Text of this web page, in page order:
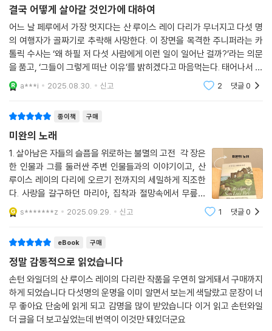
질문을 제대로 하는 것”이라고. 작가인 손턴 와일더 역시 우리가 경험하는
비극의 이유에 대해 명확한 답을 내리지 않는다, 대신 그는 ‘왜 그런 일이
일어났는가’라는 질문을 ‘우리는 왜 그렇게밖에 살아갈 수밖에 없었는
가’라는 질문으로 바꿔 묻는다. 그리고 와일더는 마지막 장에서 수녀원장
의 입을 빌려 우리가 감당할 수 없는 상실 앞에서 의지할 수 있는 것이 무엇
인지 작은 힌트를 남겨둔다. 마지막 장에 등장하는 이 구절은 영국 전 총리
토니 블레어가 9.11 테러 희생자를 추모하는 자리에서 낭독하기도 했다.
다. 오직 사랑만이 남는다. 오직 사랑만이 의미를 지닌다.”
우리는 불확실하고 예측할 수 없는 인생을 살아간다. 그러나 우리는 타인
과 맺는 관계 속에서 살고 있고, 서로에게 남긴 사랑의 흔적은 결코 사라지
지 않는다. 결국 우리를 연결하는 것도, 우리에게 남는 것도 오직 사랑뿐이
다. 책을 덮고 나면, 가슴 벅찬 여운이 먹먹하게 퍼진다. 그리고 우리 자신
과 우리 주변을 다시 한번 돌아보게 된다. 매일 스쳐 지나가는 사람들, 어쩌
존재로 남을 것인가? 어쩌면 우리는 모두 삶과 죽음의 경계에 자리한 ‘다
있는 인생을 위해 어떻게 살아야 할 것인가? 『산 루이스 레이의 다리』가 던
지는 이러한 질문들은, 책이 출간된 지 약 백여 년이 되어가는 지금도, 그리
고 머나먼 미래에도 유효할 것이다.
결국 어떻게 살아갈 것인가에 대하여
어느 날 페루에서 가장 멋지다는 산 루이스 레이 다리가 무너지고 다섯 명
의 여행자가 골짜기로 추락해 사망한다. 이 장면을 목격한 주니퍼라는 카
톨릭 수사는 ‘왜 하필 저 다섯 사람에게 이런 일이 일어난 걸까?’라는 의문
을 품고, ‘그들이 그렇게 떠난 이유’를 밝히겠다고 마음먹는다. 태어나서 죽
는 것은 자연의 순리라지만 어떤 죽음은 너무도 급작스럽고 부자연스럽게
느껴져서
a***i 2025.08.30. 신고 2 댓글0
종이책 구매
미완의 노래
1. 살아남은 자들의 슬픔을 위로하는 불멸의 고전 각 장은
한 인물과 그를 둘러싼 주변 인물들과의 이야기이고, 산
루이스 레이의 다리에 오르기 전까지의 세밀하게 직조한
다. 사랑을 갈구하던 마리아, 집착과 절망속에서 무릎을
다쳐 생을 마감한 마누엘을 잃은 쌍둥이 형 에스테반. 피
어나기도 전에 꺾여버린 고아 소녀 페피타. 그리고 연극
s*******z 2025.09.29. 신고 1 댓글0
eBook 구매
정말 감동적으로 읽었습니다
손턴 와일더의 산 루이스 레이의 다리란 작품을 우연히 알게돼서 구매까지
하게 되었습니다 다섯명의 운명을 이미 알면서 보는게 색달랐고 문장이 너
무 좋아요 단숨에 읽게 되고 감명을 많이 받았습니다 이거 읽고 손턴와일
더 글을 더 보고싶었는데 번역이 이것만 돼있더군요